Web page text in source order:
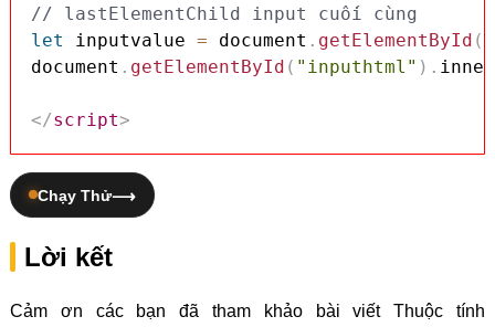
// lastElementChild input cuối cùng
let
inputvalue = document . getElementById (
document . getElementById ( "inputhtml" ) .
</script>
Chạy Thử
Lời kết
Cảm ơn các bạn đã tham khảo bài viết Thuộc tính